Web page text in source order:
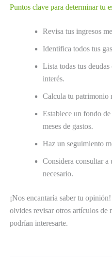
Puntos clave para determinar tu
Revisa tus ingresos
Identifica todos tus
Lista todas tus deudas
interés.
Calcula tu patrimonio
Establece un fondo
meses de gastos.
Haz un seguimiento
Considera consultar a
necesario.
¡Nos encantaría saber tu
olvides revisar otros artículos de
podrían interesarte.